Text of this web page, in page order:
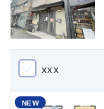
xxx
NEW